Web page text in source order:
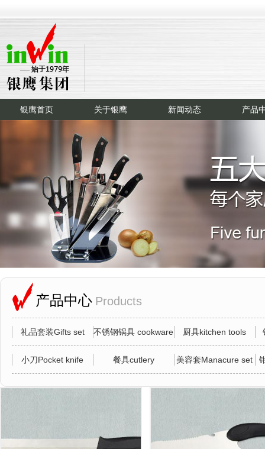
银鹰首页 关于银鹰 新闻动态 产品
产品中心 Products
礼品套装Gifts set 不锈钢锅具 cookware 厨具kitchen tools
小刀Pocket knife 餐具cutlery 美容套Manacure set